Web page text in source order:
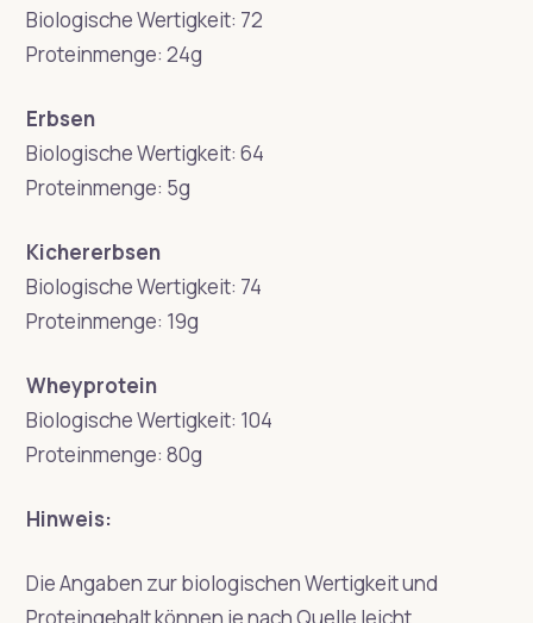
Biologische Wertigkeit: 72
Proteinmenge: 24g
Erbsen
Biologische Wertigkeit: 64
Proteinmenge: 5g
Kichererbsen
Biologische Wertigkeit: 74
Proteinmenge: 19g
Wheyprotein
Biologische Wertigkeit: 104
Proteinmenge: 80g
Hinweis:
Die Angaben zur biologischen Wertigkeit und
Proteingehalt können je nach Quelle leicht